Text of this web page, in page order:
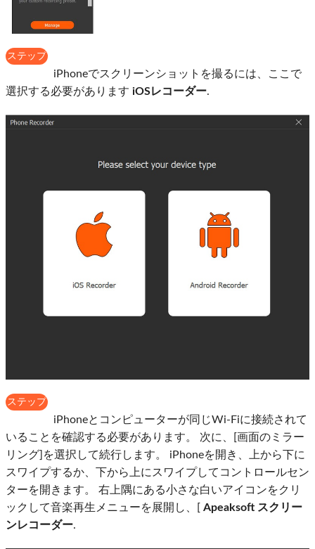
ステップ
iPhoneでスクリーンショットを撮るには、ここで
選択する必要があります iOSレコーダー.
ステップ
iPhoneとコンピューターが同じWi-Fiに接続されて
いることを確認する必要があります。 次に、[画面のミラー
リング]を選択して続行します。 iPhoneを開き、上から下に
スワイプするか、下から上にスワイプしてコントロールセン
ターを開きます。 右上隅にある小さな白いアイコンをクリ
ックして音楽再生メニューを展開し、[ Apeaksoft スクリー
ンレコーダー.